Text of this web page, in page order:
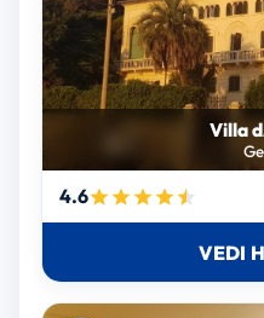
Villa
4.6
VEDI